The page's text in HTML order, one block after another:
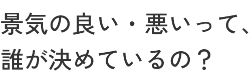
入試要項・各種手続き
イベント・見学
高校教員の方へ
景気の良い・悪いって、
誰が決めているの？